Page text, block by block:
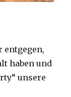
entgegen,
haben und
unsere